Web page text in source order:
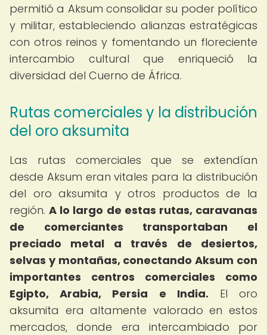
permitió a Aksum consolidar su poder político
y militar, estableciendo alianzas estratégicas
con otros reinos y fomentando un floreciente
intercambio cultural que enriqueció la
diversidad del Cuerno de África.
Rutas comerciales y la distribución
del oro aksumita
Las rutas comerciales que se extendían
desde Aksum eran vitales para la distribución
del oro aksumita y otros productos de la
región.A lo largo de estas rutas, caravanas
de comerciantes transportaban el
preciado metal a través de desiertos,
selvas y montañas, conectando Aksum con
importantes centros comerciales como
Egipto, Arabia, Persia e India. El oro
aksumita era altamente valorado en estos
mercados, donde era intercambiado por